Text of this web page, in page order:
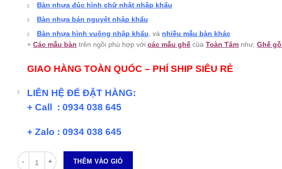
Bàn nhựa đúc hình chữ nhật nhập khẩu
Bàn nhựa bán nguyệt nhập khẩu
Bàn nhựa hình vuông nhập khẩu , và nhiều mẫu bàn khác
+ Các mẫu bàn trên ngồi phù hợp với các mẫu ghế của Toàn Tâm như, Ghế
GIAO HÀNG TOÀN QUỐC – PHÍ SHIP SIÊU RẺ
LIÊN HỆ ĐỂ ĐẶT HÀNG:
+ Call : 0934 038 645
+ Zalo : 0934 038 645
Số lượng
THÊM VÀO GIỎ